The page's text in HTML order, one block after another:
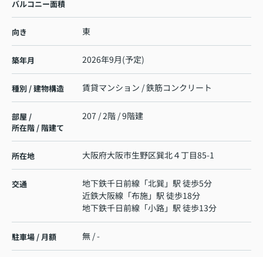
バルコニー面積
向き 東
築年月 2026年9月(予定)
種別 / 建物構造 賃貸マンション / 鉄筋コンクリート
部屋 /
所在階 / 階建て
207 / 2階 / 9階建
所在地 大阪府大阪市生野区巽北４丁目85-1
交通 地下鉄千日前線 「北巽」駅 徒歩5分
近鉄大阪線 「布施」駅 徒歩18分
地下鉄千日前線 「小路」駅 徒歩13分
駐車場 / 月額 無 / -